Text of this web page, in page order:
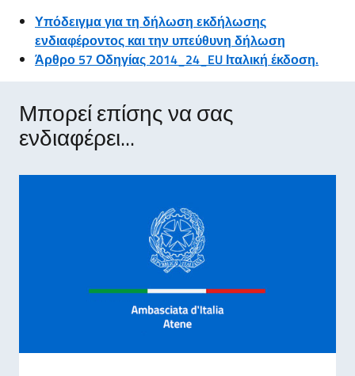
Υπόδειγμα για τη δήλωση εκδήλωσης
ενδιαφέροντος και την υπεύθυνη δήλωση
Άρθρο 57 Οδηγίας 2014_24_EU Ιταλική έκδοση.
Μπορεί επίσης να σας
ενδιαφέρει...